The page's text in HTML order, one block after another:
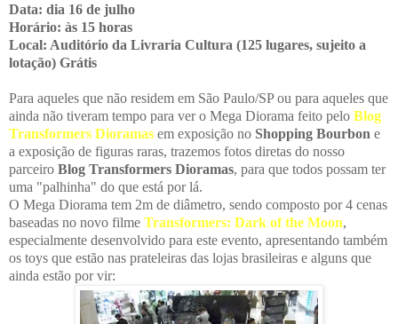
Data: dia 16 de julho
Horário: às 15 horas
Local: Auditório da Livraria Cultura (125 lugares, sujeito a
lotação) Grátis
Para aqueles que não residem em São Paulo/SP ou para aqueles que
ainda não tiveram tempo para ver o Mega Diorama feito pelo Blog
Transformers Dioramas em exposição no Shopping Bourbon e
a exposição de figuras raras, trazemos fotos diretas do nosso
parceiro Blog Transformers Dioramas, para que todos possam ter
uma "palhinha" do que está por lá.
O Mega Diorama tem 2m de diâmetro, sendo composto por 4 cenas
baseadas no novo filme Transformers: Dark of the Moon,
especialmente desenvolvido para este evento, apresentando também
os toys que estão nas prateleiras das lojas brasileiras e alguns que
ainda estão por vir: